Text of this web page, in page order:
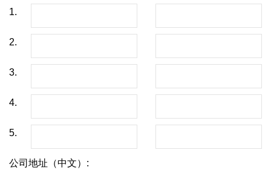
1.
2.
3.
4.
5.
公司地址（中文）: